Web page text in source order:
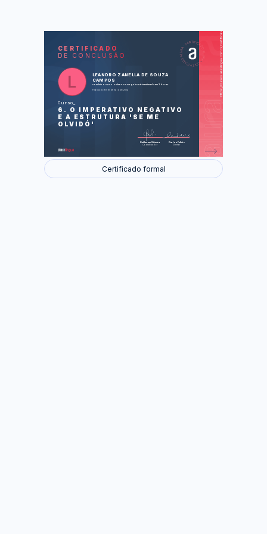
CERTIFICADO
DE CONCLUSÃO
LEANDRO ZANELLA DE SOUZA
CAMPOS
concluiu o curso online com carga horária estimada em 2 horas.
Finalizado em 18 de maio de 2024
Curso
6. O IMPERATIVO NEGATIVO
E A ESTRUTURA 'SE ME
OLVIDÓ'
Guilherme Silveira
Coordenador
Carlos Felício
Diretor
LAS
Alquilando un piso
Un examen de matemáticas
Foram feitas 31 de 31 atividades.
Certificado formal